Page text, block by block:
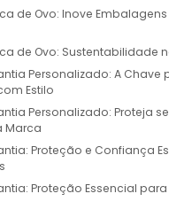
de Ovo: Inove Embalagens
de Ovo: Sustentabilidade
Personalizado: A Chave
Estilo
Personalizado: Proteja
Marca
Proteção e Confiança
Proteção Essencial para